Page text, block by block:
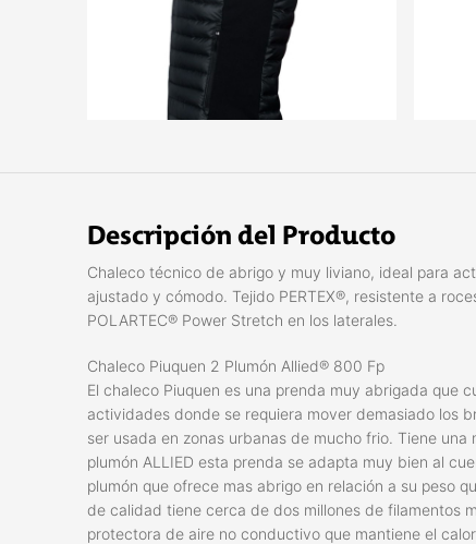
Descripción del Producto
Chaleco técnico de abrigo y muy liviano, ideal para
ajustado y cómodo. Tejido PERTEX®, resistente a
POLARTEC® Power Stretch en los laterales.
Chaleco Piuquen 2 Plumón Allied® 800 Fp
El chaleco Piuquen es una prenda muy abrigada que
actividades donde se requiera mover demasiado los
ser usada en zonas urbanas de mucho frio. Tiene
plumón ALLIED esta prenda se adapta muy bien al
plumón que ofrece mas abrigo en relación a su peso
de calidad tiene cerca de dos millones de filamentos
protectora de aire no conductivo que mantiene el